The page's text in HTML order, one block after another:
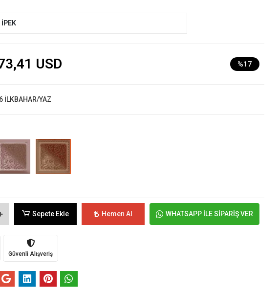
USD %17
İLKBAHAR/YAZ
Sepete Ekle Hemen Al WHATSAPP İLE SİPARİŞ VER
Güvenli Alışveriş